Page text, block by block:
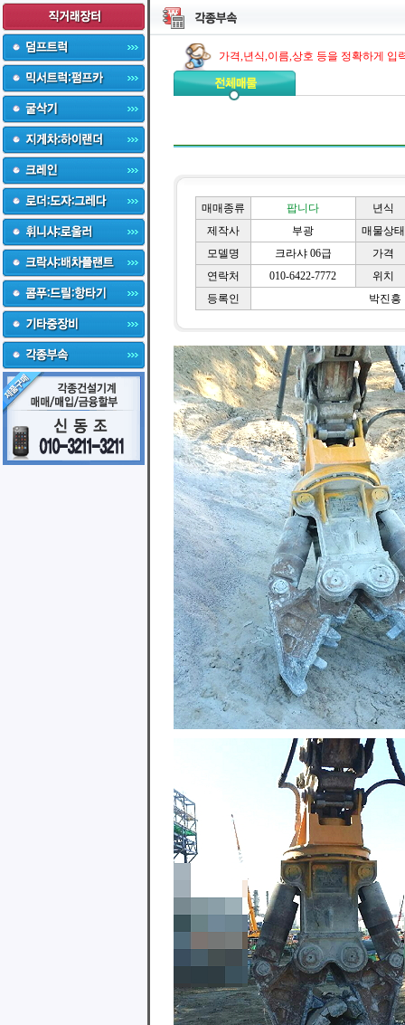
가격,년식,이름,상호 등을 정확하게 입
매매종류 팝니다
년식
제작사
부광
매물상태
모델명
크라샤 06급
가격
연락처
010-6422-7772
위치
등록인
박진흥